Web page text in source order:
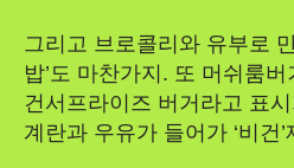
그리고 브로콜리와 유부로
밥’도 마찬가지. 또 머쉬룸
건서프라이즈 버거라고 표
계란과 우유가 들어가 ‘비건